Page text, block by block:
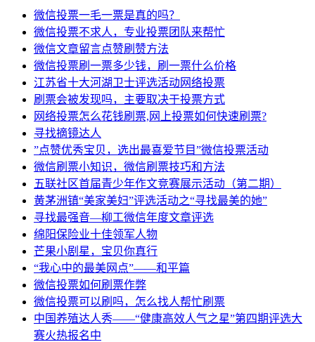
微信投票一毛一票是真的吗？
微信投票不求人，专业投票团队来帮忙
微信文章留言点赞刷赞方法
微信投票刷一票多少钱，刷一票什么价格
江苏省十大河湖卫士评选活动网络投票
刷票会被发现吗，主要取决于投票方式
网络投票怎么花钱刷票,网上投票如何快速刷票?
寻找摘镜达人
”点赞优秀宝贝，选出最喜爱节目”微信投票活动
微信刷票小知识，微信刷票技巧和方法
五联社区首届青少年作文竞赛展示活动（第二期）
黄茅洲镇“美家美妇”评选活动之“寻找最美的她”
寻找最强音—柳工微信年度文章评选
绵阳保险业十佳领军人物
芒果小剧星，宝贝你真行
“我心中的最美网点”——和平篇
微信投票如何刷票作弊
微信投票可以刷吗，怎么找人帮忙刷票
中国养殖达人秀——“健康高效人气之星”第四期评选大
赛火热报名中